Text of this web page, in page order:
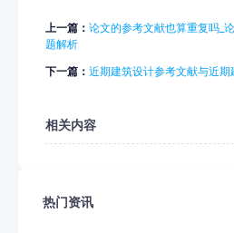
上一篇： 论文的参考文献也算重复吗_
题解析
下一篇： 近期建筑设计参考文献与近
相关内容
热门资讯